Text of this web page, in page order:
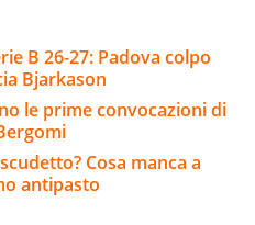
B 26-27: Padova colpo
Bjarkason
le prime convocazioni di
Cosa manca a
antipasto